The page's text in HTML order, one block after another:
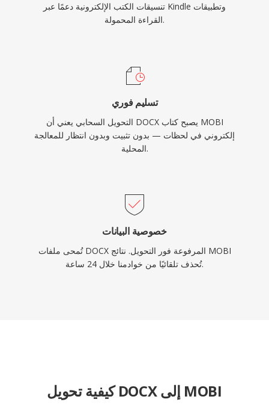
تنسيقات الكتب الإلكترونية دعمًا عبر Kindle وتطبيقات
القراءة المحمولة.
تسليم فوري
التحويل السحابي يعني أن DOCX يصبح كتاب MOBI
إلكتروني في لحظات — بدون تثبيت وبدون انتظار للمعالجة
المحلية.
خصوصية البيانات
تُمحى ملفات DOCX المرفوعة فور التحويل. نتائج MOBI
تُحذف تلقائيًا من خوادمنا خلال 24 ساعة.
كيفية تحويل DOCX إلى MOBI